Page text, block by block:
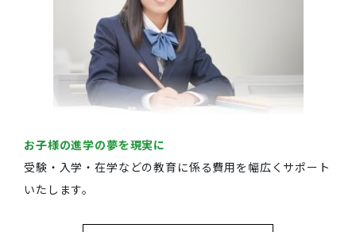
お子様の進学の夢を現実に
受験・入学・在学などの教育に係る費用を幅広くサポート
いたします。